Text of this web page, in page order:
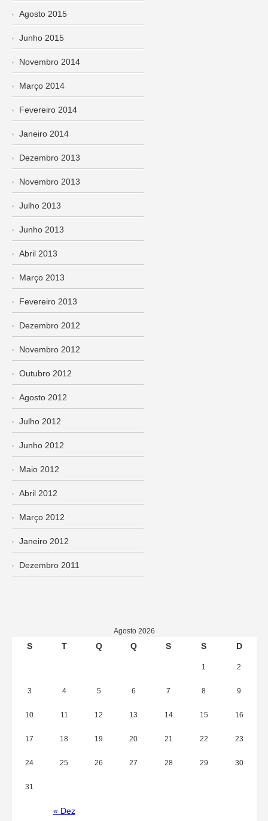
Agosto 2015
Junho 2015
Novembro 2014
Março 2014
Fevereiro 2014
Janeiro 2014
Dezembro 2013
Novembro 2013
Julho 2013
Junho 2013
Abril 2013
Março 2013
Fevereiro 2013
Dezembro 2012
Novembro 2012
Outubro 2012
Agosto 2012
Julho 2012
Junho 2012
Maio 2012
Abril 2012
Março 2012
Janeiro 2012
Dezembro 2011
Agosto 2026
S T Q Q S S D
« Dez
1 2
3 4 5 6 7 8 9
10 11 12 13 14 15 16
17 18 19 20 21 22 23
24 25 26 27 28 29 30
31